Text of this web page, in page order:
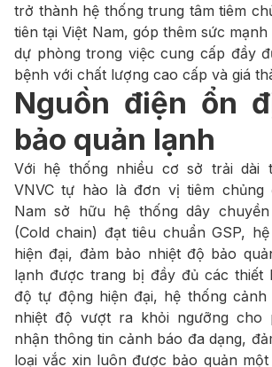
trở thành hệ thống trung tâm tiêm
tiên tại Việt Nam, góp thêm sức
dự phòng trong việc cung cấp đầy
bệnh với chất lượng cao cấp và giá
Nguồn điện ổn
bảo quản lạnh
Với hệ thống nhiều cơ sở trải dài
VNVC tự hào là đơn vị tiêm chủng
Nam sở hữu hệ thống dây
(Cold chain) đạt tiêu chuẩn GSP,
hiện đại, đảm bảo nhiệt độ bảo
lạnh được trang bị đầy đủ các thiết
độ tự động hiện đại, hệ thống
nhiệt độ vượt ra khỏi ngưỡng cho
nhận thông tin cảnh báo đa dạng,
loại vắc xin luôn được bảo quản